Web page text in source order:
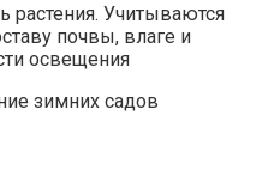
растения. Учитываются
почвы, влаге и
освещения
зимних садов